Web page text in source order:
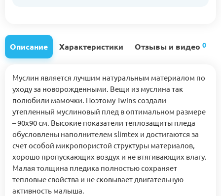
Описание Характеристики Отзывы и видео 0
Муслин является лучшим натуральным материалом по
уходу за новорожденными. Вещи из муслина так
полюбили мамочки. Поэтому Twins создали
утепленный муслиновый плед в оптимальном размере
– 90х90 см. Высокие показатели теплозащиты пледа
обусловлены наполнителем slimtex и достигаются за
счет особой микропористой структуры материалов,
хорошо пропускающих воздух и не втягивающих влагу.
Малая толщина пледика полностью сохраняет
тепловые свойства и не сковывает двигательную
активность малыша.